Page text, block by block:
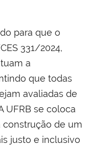
para que o
331/2024,
a
que todas
avaliadas de
UFRB se coloca
construção de um
justo e inclusivo